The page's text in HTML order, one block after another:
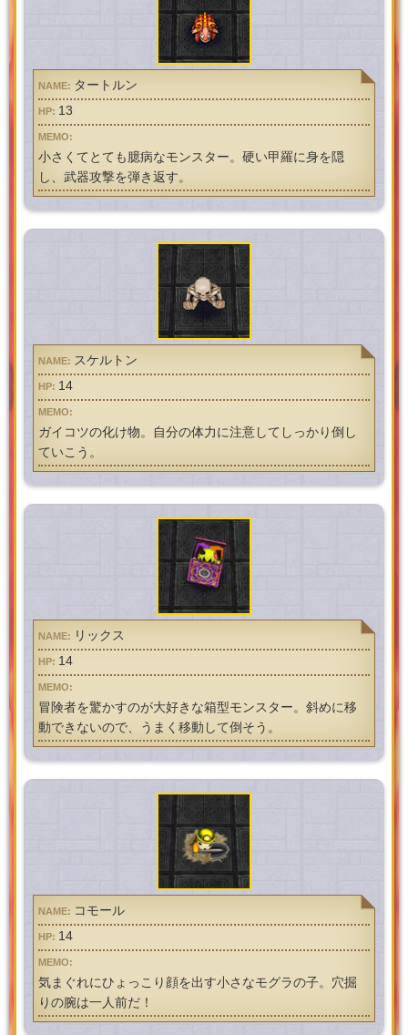
タートルン
13
小さくてとても臆病なモンスター。硬い甲羅に身を隠
し、武器攻撃を弾き返す。
スケルトン
14
ガイコツの化け物。自分の体力に注意してしっかり倒し
ていこう。
リックス
14
冒険者を驚かすのが大好きな箱型モンスター。斜めに移
動できないので、うまく移動して倒そう。
コモール
14
気まぐれにひょっこり顔を出す小さなモグラの子。穴掘
りの腕は一人前だ！